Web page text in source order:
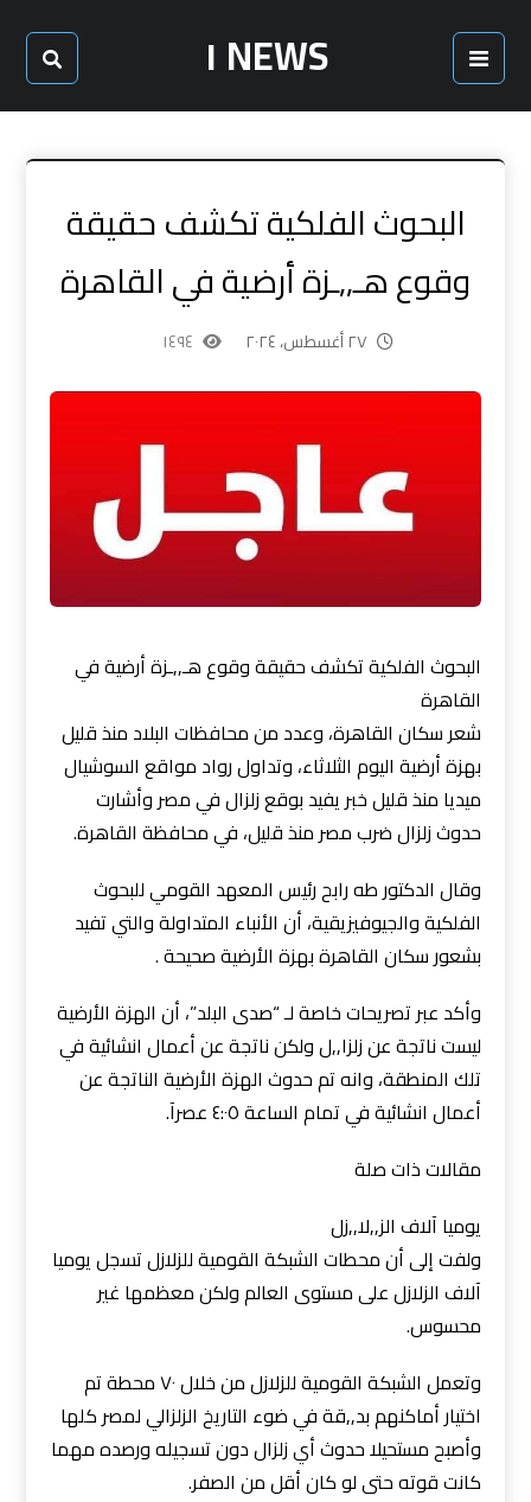
NEWS ١
البحوث الفلكية تكشف حقيقة
وقوع هـ,,ـزة أرضية في القاهرة
٢٧ أغسطس، ٢٠٢٤ ١٤٩٤
البحوث الفلكية تكشف حقيقة وقوع هـ,,ـزة أرضية في
القاهرة
شعر سكان القاهرة، وعدد من محافظات البلاد منذ قليل
بهزة أرضية اليوم الثلاثاء، وتداول رواد مواقع السوشيال
ميديا منذ قليل خبر يفيد بوقع زلزال في مصر وأشارت
حدوث زلزال ضرب مصر منذ قليل، في محافظة القاهرة.
وقال الدكتور طه رابح رئيس المعهد القومي للبحوث
الفلكية والجيوفيزيقية، أن الأنباء المتداولة والتي تفيد
بشعور سكان القاهرة بهزة الأرضية صحيحة .
وأكد عبر تصريحات خاصة لـ “صدى البلد”، أن الهزة الأرضية
ليست ناتجة عن زلزا,,ل ولكن ناتجة عن أعمال انشائية في
تلك المنطقة، وانه تم حدوث الهزة الأرضية الناتجة عن
أعمال انشائية في تمام الساعة ٤:٠٥ عصرآ.
مقالات ذات صلة
يوميا آلاف الز,,لا,,زل
ولفت إلى أن محطات الشبكة القومية للزلازل تسجل يوميا
آلاف الزلازل على مستوى العالم ولكن معظمها غير
محسوس.
وتعمل الشبكة القومية للزلازل من خلال ٧٠ محطة تم
اختيار أماكنهم بد,,قة في ضوء التاريخ الزلزالي لمصر كلها
وأصبح مستحيلا حدوث أي زلزال دون تسجيله ورصده مهما
كانت قوته حتى لو كان أقل من الصفر.